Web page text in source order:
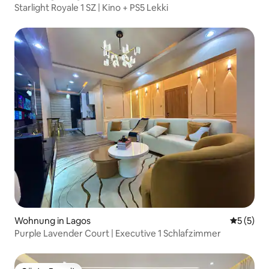
Starlight Royale 1 SZ | Kino + PS5 Lekki
Wohnung in Lagos
5 (5)
Purple Lavender Court | Executive 1 Schlafzimmer